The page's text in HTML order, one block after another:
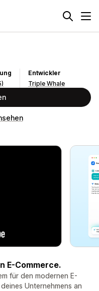
Entwickler
Triple Whale
E-Commerce.
für den modernen E-
Unternehmens an